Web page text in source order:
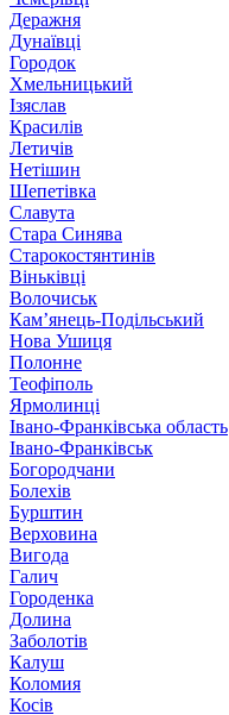
Деражня
Дунаївці
Городок
Хмельницький
Ізяслав
Красилів
Летичів
Нетішин
Шепетівка
Славута
Стара Синява
Старокостянтинів
Віньківці
Волочиськ
Кам’янець-Подільський
Нова Ушиця
Полонне
Теофіполь
Ярмолинці
Івано-Франківська область
Івано-Франківськ
Богородчани
Болехів
Бурштин
Верховина
Вигода
Галич
Городенка
Долина
Заболотів
Калуш
Коломия
Косів